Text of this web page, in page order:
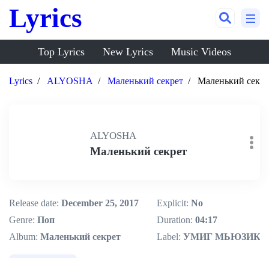
Lyrics
Top Lyrics New Lyrics Music Videos
Lyrics ALYOSHA Маленький секрет Маленький
ALYOSHA
Маленький секрет
Release date: December 25, 2017
Genre: Поп
Album: Маленький секрет
Explicit: No
Duration: 04:17
Label: УМИГ МЬЮЗИК